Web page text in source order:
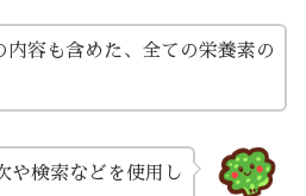
内容も含めた、全ての栄養素の
や検索などを使用し